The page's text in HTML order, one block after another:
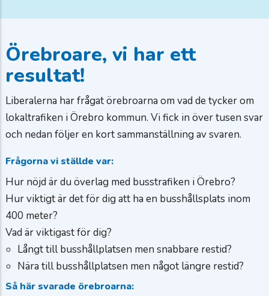
Örebroare, vi har ett
resultat!
Liberalerna har frågat örebroarna om vad de tycker om
lokaltrafiken i Örebro kommun. Vi fick in över tusen svar
och nedan följer en kort sammanställning av svaren.
Frågorna vi ställde var:
Hur nöjd är du överlag med busstrafiken i Örebro?
Hur viktigt är det för dig att ha en busshållsplats inom
400 meter?
Vad är viktigast för dig?
Långt till busshållplatsen men snabbare restid?
Nära till busshållplatsen men något längre restid?
Så här svarade örebroarna: